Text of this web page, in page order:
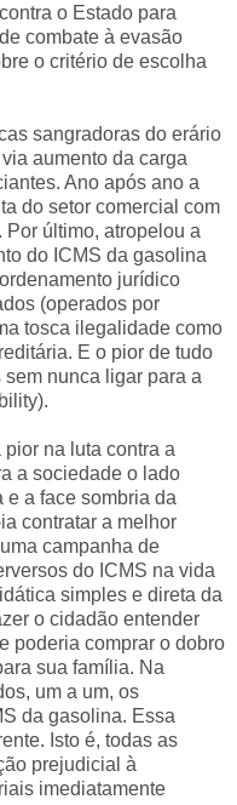
o Estado para
combate à evasão
o critério de escolha
sangradoras do erário
aumento da carga
Ano após ano a
do setor comercial com
último, atropelou a
do ICMS da gasolina
jurídico
(operados por
tosca ilegalidade como
E o pior de tudo
nunca ligar para a
na luta contra a
a sociedade o lado
a face sombria da
contratar a melhor
campanha de
do ICMS na vida
simples e direta da
o cidadão entender
poderia comprar o dobro
sua família. Na
um a um, os
da gasolina. Essa
Isto é, todas as
prejudicial à
imediatamente